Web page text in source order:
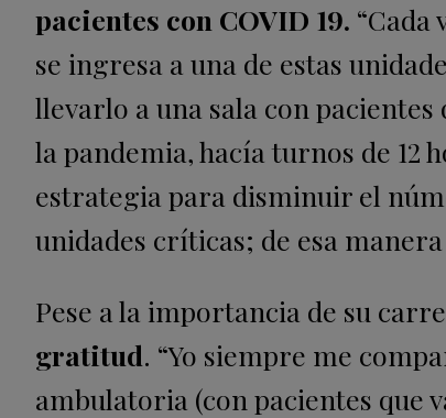
pacientes con COVID 19. “Cada
se ingresa a una de estas
llevarlo a una sala con pacientes
la pandemia, hacía turnos de 12
estrategia para disminuir el
unidades críticas; de esa
Pese a la importancia de su
gratitud. “Yo siempre me
ambulatoria (con pacientes que